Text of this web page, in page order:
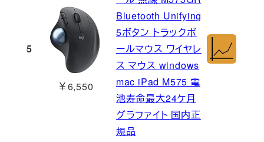
5
￥6,550
Bluetooth Unifying
5ボタン トラックボ
ールマウス ワイヤレ
ス マウス windows
mac iPad M575 電
池寿命最大24ケ月
グラファイト 国内正
規品